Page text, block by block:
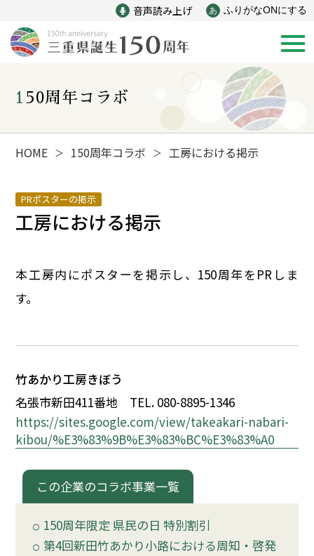
音声読み上げ あ ふりがなONにする
新着情報
みえ150年の歩み
災害
インフラ 偉人
150周年コラボ
150周年コラボ
HOME ＞ 150周年コラボ ＞ 工房における掲示
PRポスターの掲示
工房における掲示
本工房内にポスターを掲示し、150周年をPRしま
す。
竹あかり工房きぼう
名張市新田411番地 TEL. 080-8895-1346
https://sites.google.com/view/takeakari-nabari-
kibou/%E3%83%9B%E3%83%BC%E3%83%A0
この企業のコラボ事業一覧
150周年限定 県民の日 特別割引
第4回新田竹あかり小路における周知・啓発